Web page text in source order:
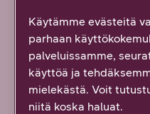
Kumppanisi
Jokainen yritys voi
Käytämme evästeitä
parhaan
palveluissamme,
käyttöä ja
mielekästä. Voit
niitä koska haluat.